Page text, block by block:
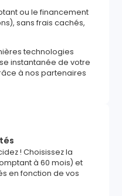
ou le financement
sans frais cachés,
technologies
instantanée de votre
à nos partenaires
! Choisissez la
à 60 mois) et
en fonction de vos